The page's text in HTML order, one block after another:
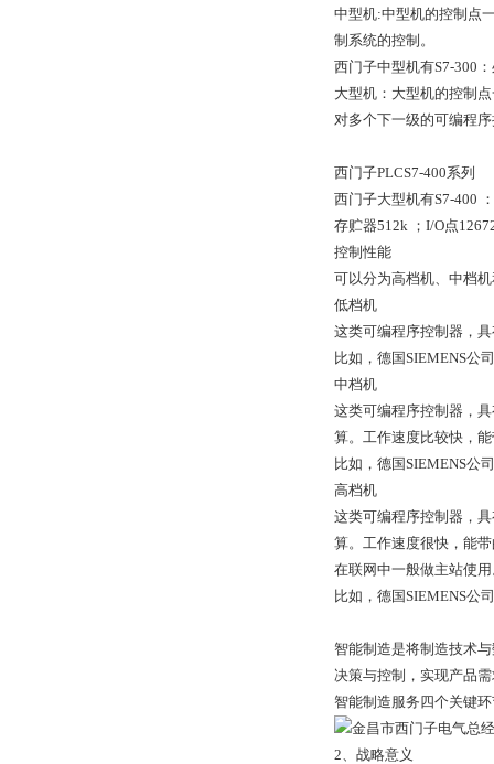
中型机:中型机的控制点
制系统的控制。
西门子中型机有S7-300
大型机：大型机的控制
对多个下一级的可编程
西门子PLCS7-400系列
西门子大型机有S7-400
存贮器512k ；I/O点
控制性能
可以分为高档机、中档
低档机
这类可编程序控制器，
比如，德国SIEMENS公
中档机
这类可编程序控制器，
算。工作速度比较快，
比如，德国SIEMENS公
高档机
这类可编程序控制器，
算。工作速度很快，能
在联网中一般做主站使
比如，德国SIEMENS公
智能制造是将制造技术
决策与控制，实现产品
智能制造服务四个关键
2、战略意义